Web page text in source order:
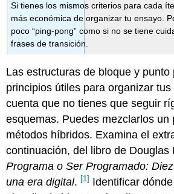
Si tienes los mismos criterios para cada
más económica de organizar tu ensayo.
poco “ping-pong” como si no se tiene
frases de transición.
Las estructuras de bloque y punto
principios útiles para organizar
cuenta que no tienes que seguir
esquemas. Puedes mezclarlos un
métodos híbridos. Examina el
continuación, del libro de Douglas
Programa o Ser Programado:
una era digital. [1] Identificar